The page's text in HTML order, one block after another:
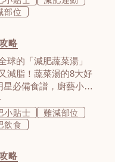
部位
略
球的「減肥蔬菜湯」
減脂！蔬菜湯的8大好
星必備食譜，廚藝小白
！
小貼士
難減部位
飲食
略